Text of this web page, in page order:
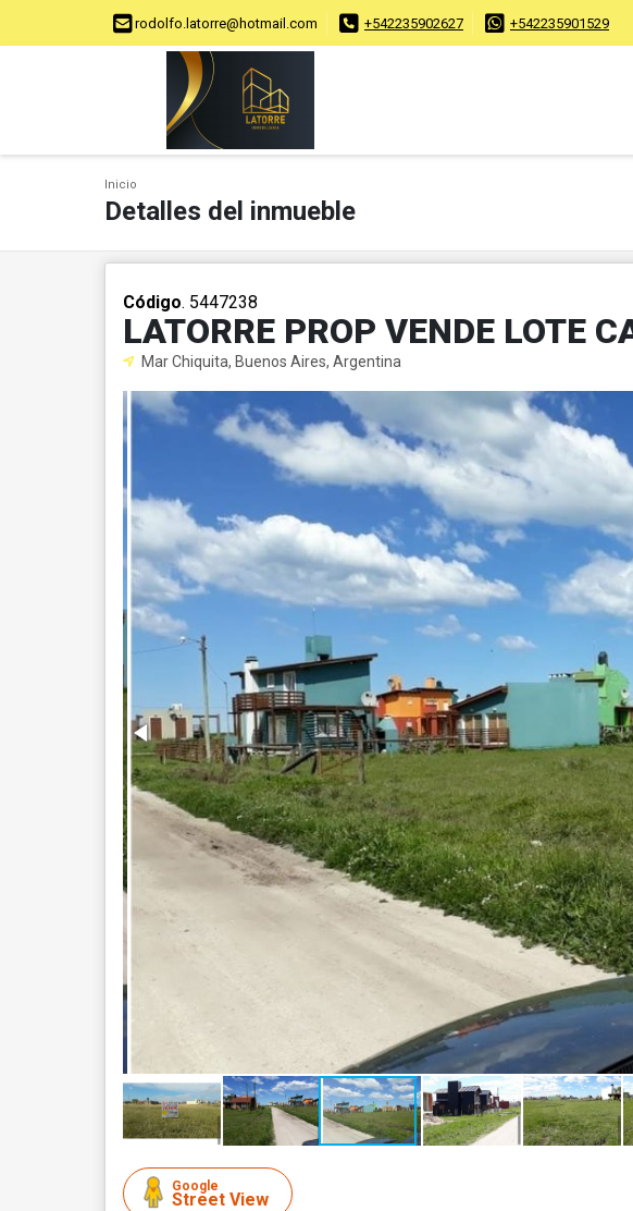
rodolfo.latorre@hotmail.com +542235902627 +542235901529
Inicio
Detalles del inmueble
Código. 5447238
LATORRE PROP VENDE LOTE
Mar Chiquita, Buenos Aires, Argentina
Google
Street View